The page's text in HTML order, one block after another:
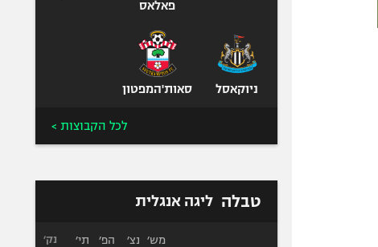
פאלאס
ניוקאסל סאות'המפטון
לכל הקבוצות >
טבלה ליגה אנגלית
מש׳ נצ׳ הפ׳ תי׳ נק׳